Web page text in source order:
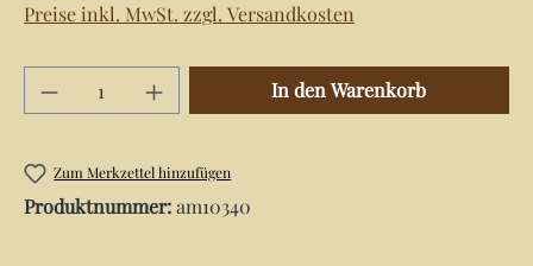
Preise inkl. MwSt. zzgl. Versandkosten
Produkt Anzahl: Gib den gewünschten
In den Warenkorb
Zum Merkzettel hinzufügen
Produktnummer:am10340